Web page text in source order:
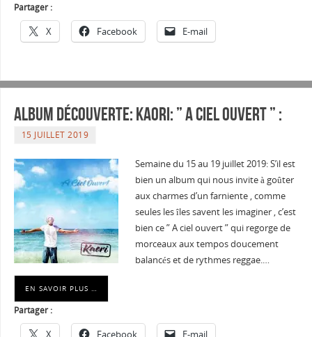
Partager :
X Facebook E-mail
Album Découverte: KAORI: ” A CIEL OUVERT ” :
15 JUILLET 2019
Semaine du 15 au 19 juillet 2019: S’il est
bien un album qui nous invite à goûter
aux charmes d’un farniente , comme
seules les îles savent les imaginer , c’est
bien ce ” A ciel ouvert ” qui regorge de
morceaux aux tempos doucement
balancés et de rythmes reggae.…
EN SAVOIR PLUS …
Partager :
X Facebook E-mail